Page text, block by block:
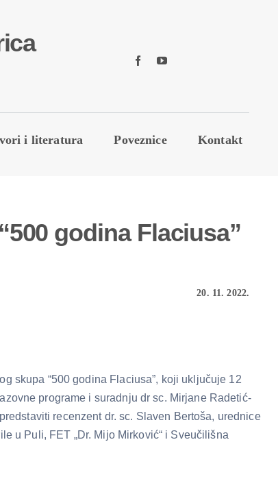
i literatura Poveznice Kontakt
godina Flaciusa”
20. 11. 2022.
skupa “500 godina Flaciusa”, koji uključuje 12
programe i suradnju dr sc. Mirjane Radetić-
recenzent dr. sc. Slaven Bertoša, urednice
u Puli, FET „Dr. Mijo Mirković“ i Sveučilišna